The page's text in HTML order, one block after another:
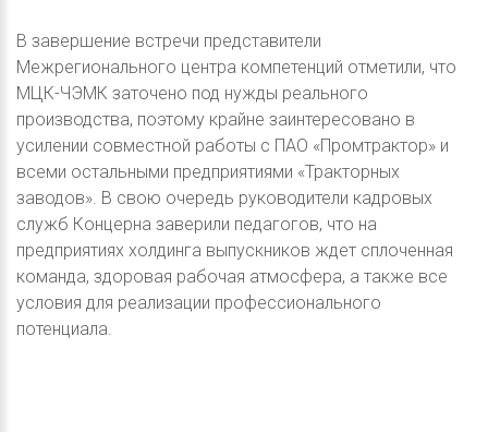
В завершение встречи представители
Межрегионального центра компетенций отметили, что
МЦК-ЧЭМК заточено под нужды реального
производства, поэтому крайне заинтересовано в
усилении совместной работы с ПАО «Промтрактор» и
всеми остальными предприятиями «Тракторных
заводов». В свою очередь руководители кадровых
служб Концерна заверили педагогов, что на
предприятиях холдинга выпускников ждет сплоченная
команда, здоровая рабочая атмосфера, а также все
условия для реализации профессионального
потенциала.